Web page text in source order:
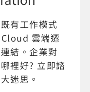
有工作模式
雲端遷
結。企業對
裡好? 立即諮
迷思。